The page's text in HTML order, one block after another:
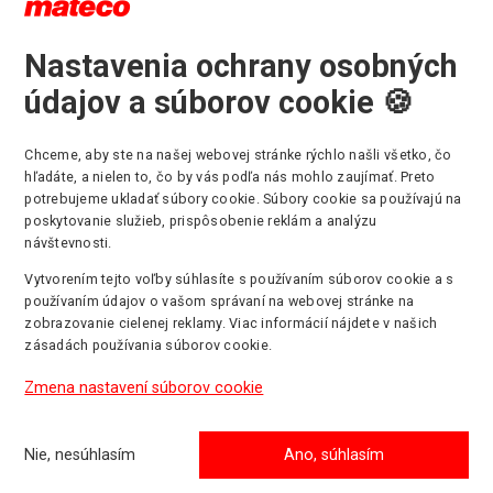
team bola potrebná pracovná plošina, ktorá umožnila
nahrávať pretek na kamery a mohli tak poskytnúť veľkolepý
40 m.
odporúčanie pre organizátorov pretekov?
kĺbová plošina. Genie ® Z ® - 135/70
novej perspektíve sa diváci televízneho vysielania na celom
na celý závod od nehôd v prvom kole až po víťazstvo
Hamiltona, ktorý si upevnil svoju vedúcu pozíciu vo
boli pracovné stroje pre maximálnu pracovnú výšku 43,15 m
bočným dosahom 21,26 m (69 ft 9 in) pri maximálnej výške
23 m (75 ft 6 in). Genie Z-135/70 kĺbovo-teleskopická
vhodná potrebám produkčného tímu .
prístupové riešenie pre vonkajšie prostredie stavebných a
popri iných kľúčových vlastnostiach. Genie Z-135/70 ponúka
XChassis ™(X šasi), ktorý kombinuje kompaktnú stopu s
Nastavenia ochrany osobných
údajov a súborov cookie 🍪
Chceme, aby ste na našej webovej stránke rýchlo našli všetko, čo
hľadáte, a nielen to, čo by vás podľa nás mohlo zaujímať. Preto
potrebujeme ukladať súbory cookie. Súbory cookie sa používajú na
poskytovanie služieb, prispôsobenie reklám a analýzu
návštevnosti.
Vytvorením tejto voľby súhlasíte s používaním súborov cookie a s
používaním údajov o vašom správaní na webovej stránke na
zobrazovanie cielenej reklamy. Viac informácií nájdete v našich
zásadách používania súborov cookie.
Zmena nastavení súborov cookie
Nie, nesúhlasím Ano, súhlasím